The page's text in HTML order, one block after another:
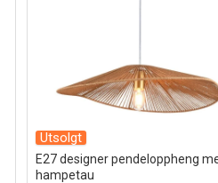
Utsolgt
E27 designer pendeloppheng
hampetau